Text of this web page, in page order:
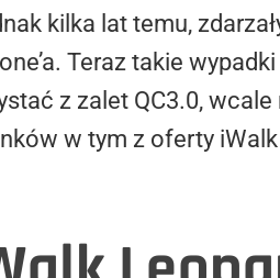
kilka lat temu,
Teraz takie
z zalet QC3.0,
w tym z oferty iWalk